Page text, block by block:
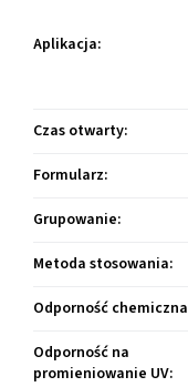
Aplikacja:
Czas otwarty:
Formularz:
Grupowanie:
Metoda stosowania:
Odporność chemiczna
Odporność na
promieniowanie UV: